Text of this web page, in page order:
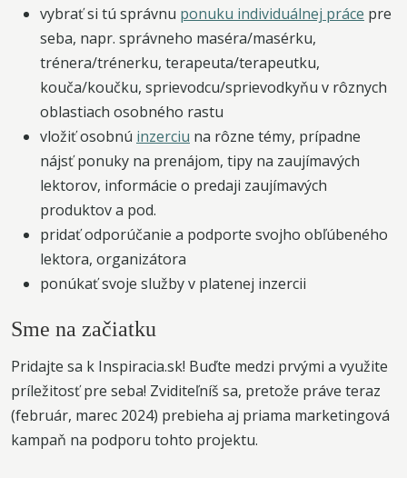
vybrať si tú správnu ponuku individuálnej práce pre
seba, napr. správneho maséra/masérku,
trénera/trénerku, terapeuta/terapeutku,
kouča/koučku, sprievodcu/sprievodkyňu v rôznych
oblastiach osobného rastu
vložiť osobnú inzerciu na rôzne témy, prípadne
nájsť ponuky na prenájom, tipy na zaujímavých
lektorov, informácie o predaji zaujímavých
produktov a pod.
pridať odporúčanie a podporte svojho obľúbeného
lektora, organizátora
ponúkať svoje služby v platenej inzercii
Sme na začiatku
Pridajte sa k Inspiracia.sk! Buďte medzi prvými a využite
príležitosť pre seba! Zviditeľníš sa, pretože práve teraz
(február, marec 2024) prebieha aj priama marketingová
kampaň na podporu tohto projektu.